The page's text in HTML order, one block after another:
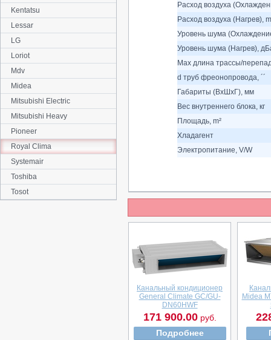
Расход воздуха
Расход воздуха (Нагрев),
Уровень шума
Уровень шума (Нагрев),
Max длина трассы/
d труб фреонопровода, ´´
Габариты (ВхШхГ), мм
Вес внутреннего блока, кг
Площадь, m²
Хладагент
Электропитание, V/W
Канальный кондиционер
General Climate GC/GU-
DN60HWF
171 900.00руб.
Подробнее
Midea
Kentatsu
Lessar
LG
Loriot
Mdv
Midea
Mitsubishi Electric
Mitsubishi Heavy
Pioneer
Royal Clima
Systemair
Toshiba
Tosot